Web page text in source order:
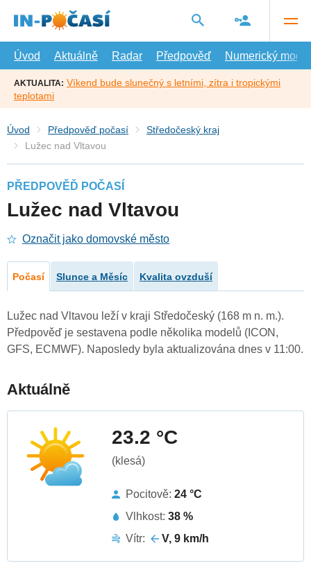
hlavní
Úvod
Aktuálně Radar Předpověď Numerický model
AKTUALITA: Víkend bude slunečný s letními, zítra i tropickými
teplotami
Úvod Předpověď počasí
Středočeský kraj
Lužec nad Vltavou
PŘEDPOVĚĎ POČASÍ
Lužec nad Vltavou
Označit jako domovské město
Počasí Slunce a Měsíc Kvalita ovzduší
Lužec nad Vltavou leží v kraji Středočeský (168 m n. m.).
Předpověď je sestavena podle několika modelů (ICON,
GFS, ECMWF). Naposledy byla aktualizována dnes v 11:00.
Aktuálně
23.2 °C
(klesá)
Pocitově: 24 °C
Vlhkost: 38 %
Vítr:
V, 9 km/h